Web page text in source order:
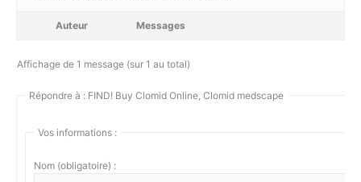
Auteur Messages
Affichage de 1 message (sur 1 au total)
Répondre à : FIND! Buy Clomid Online, Clomid medscape
Vos informations :
Nom (obligatoire) :